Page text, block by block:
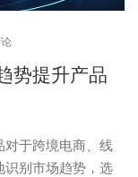
势提升产品
对于跨境电商、线
识别市场趋势，选